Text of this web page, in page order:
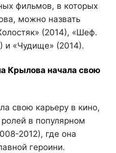
фильмов, в которых
можно назвать
(2014), «Шеф.
и «Чудище» (2014).
Крылова начала свою
свою карьеру в кино,
в популярном
2012), где она
героини.